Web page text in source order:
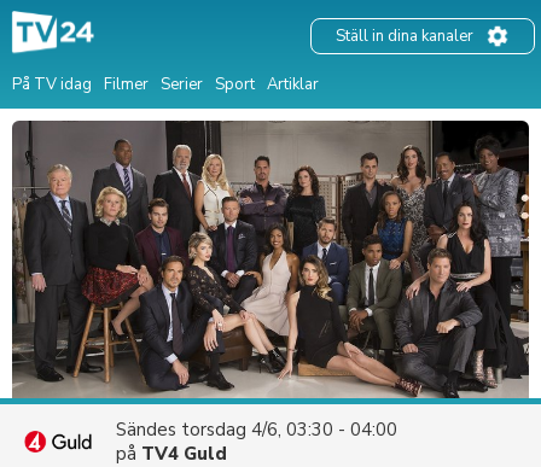
På TV idag Filmer Serier Sport Artiklar
Ställ in dina kanaler
Sändes torsdag 4/6, 03:30 - 04:00
på TV4 Guld